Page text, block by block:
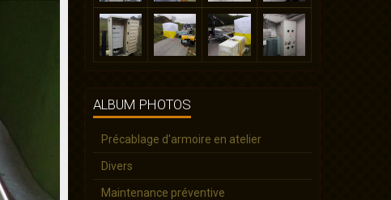
ALBUM PHOTOS
Précablage d'armoire en atelier
Divers
Maintenance préventive